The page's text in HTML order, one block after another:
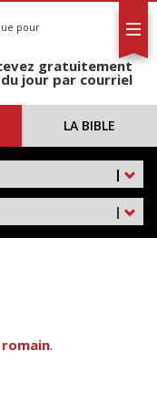
pour
gratuitement
jour par courriel
LA BIBLE
|
|
.